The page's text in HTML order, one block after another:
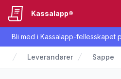
Bli med i Kassalapp-fellesskapet
Kassalapp®
Leverandører Sappe